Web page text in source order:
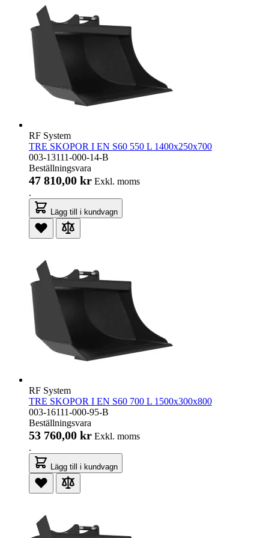
RF System
TRE SKOPOR I EN S60 550 L 1400x250x700
003-13111-000-14-B
Beställningsvara
47 810,00 kr Exkl. moms
.
Lägg till i kundvagn
RF System
TRE SKOPOR I EN S60 700 L 1500x300x800
003-16111-000-95-B
Beställningsvara
53 760,00 kr Exkl. moms
.
Lägg till i kundvagn